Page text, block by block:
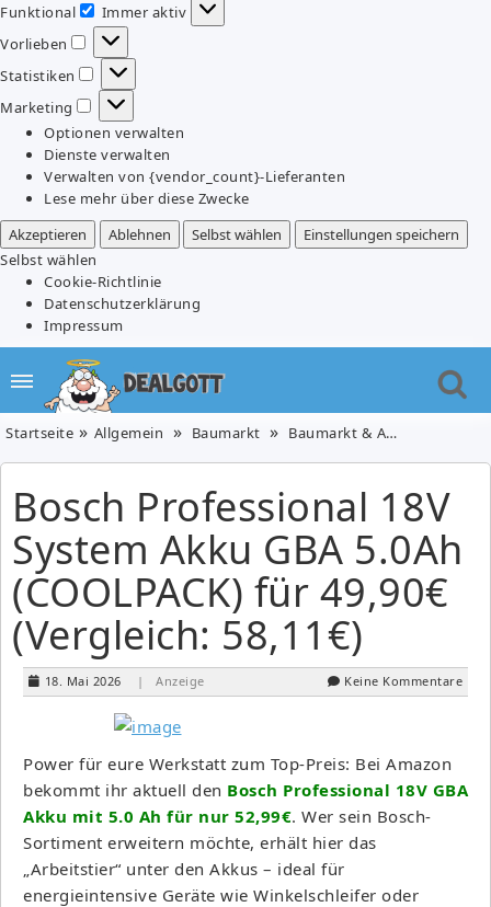
Funktional
Funktional
Immer aktiv
Vorlieben
Vorlieben
Statistiken
Statistiken
Marketing
Marketing
Optionen verwalten
Dienste verwalten
Verwalten von {vendor_count}-Lieferanten
Lese mehr über diese Zwecke
Akzeptieren
Ablehnen Selbst wählen
Einstellungen speichern
Selbst wählen
Cookie-Richtlinie
Datenschutzerklärung
Impressum
Startseite Allgemein Baumarkt Baumarkt & Auto
Bosch Professional 18V
System Akku GBA 5.0Ah
(COOLPACK) für 49,90€
(Vergleich: 58,11€)
18. Mai 2026 | Anzeige Keine Kommentare
Power für eure Werkstatt zum Top-Preis: Bei Amazon
bekommt ihr aktuell den Bosch Professional 18V GBA
Akku mit 5.0 Ah für nur 52,99€. Wer sein Bosch-
Sortiment erweitern möchte, erhält hier das
„Arbeitstier“ unter den Akkus – ideal für
energieintensive Geräte wie Winkelschleifer oder